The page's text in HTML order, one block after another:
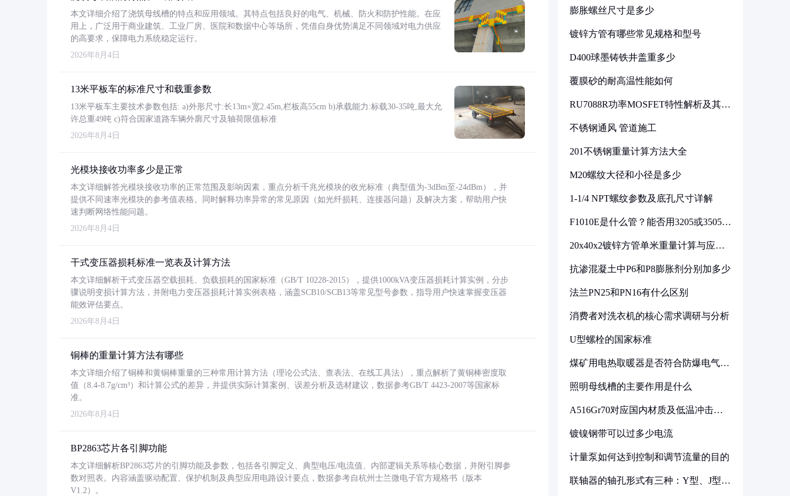
本文详细介绍了浇筑母线槽的特点和应用领域。其特点包括良好的电气、机械、防火和防护性能。在应
用上，广泛用于商业建筑、工业厂房、医院和数据中心等场所，凭借自身优势满足不同领域对电力供应
的高要求，保障电力系统稳定运行。
2026年8月4日
13米平板车的标准尺寸和载重参数
13米平板车主要技术参数包括: a)外形尺寸:长13m×宽2.45m,栏板高55cm b)承载能力:标载30-35吨,最大允
许总重49吨 c)符合国家道路车辆外廓尺寸及轴荷限值标准
2026年8月4日
光模块接收功率多少是正常
本文详细解答光模块接收功率的正常范围及影响因素，重点分析千兆光模块的收光标准（典型值为-3dBm至-24dBm），并
提供不同速率光模块的参考值表格。同时解释功率异常的常见原因（如光纤损耗、连接器问题）及解决方案，帮助用户快
速判断网络性能问题。
2026年8月4日
干式变压器损耗标准一览表及计算方法
本文详细解析干式变压器空载损耗、负载损耗的国家标准（GB/T 10228-2015），提供1000kVA变压器损耗计算实例，分步
骤说明变损计算方法，并附电力变压器损耗计算实例表格，涵盖SCB10/SCB13等常见型号参数，指导用户快速掌握变压器
能效评估要点。
2026年8月4日
铜棒的重量计算方法有哪些
本文详细介绍了铜棒和黄铜棒重量的三种常用计算方法（理论公式法、查表法、在线工具法），重点解析了黄铜棒密度取
值（8.4-8.7g/cm³）和计算公式的差异，并提供实际计算案例、误差分析及选材建议，数据参考GB/T 4423-2007等国家标
准。
2026年8月4日
BP2863芯片各引脚功能
本文详细解析BP2863芯片的引脚功能及参数，包括各引脚定义、典型电压/电流值、内部逻辑关系等核心数据，并附引脚参
数对照表。内容涵盖驱动配置、保护机制及典型应用电路设计要点，数据参考自杭州士兰微电子官方规格书（版本
V1.2）。
膨胀螺丝尺寸是多少
镀锌方管有哪些常见规格和型号
D400球墨铸铁井盖重多少
覆膜砂的耐高温性能如何
RU7088R功率MOSFET特性解析及其在
不锈钢通风 管道施工
201不锈钢重量计算方法大全
M20螺纹大径和小径是多少
1-1/4 NPT螺纹参数及底孔尺寸详解
F1010E是什么管？能否用3205或3505代
20x40x2镀锌方管单米重量计算与应用
抗渗混凝土中P6和P8膨胀剂分别加多少
法兰PN25和PN16有什么区别
消费者对洗衣机的核心需求调研与分析
U型螺栓的国家标准
煤矿用电热取暖器是否符合防爆电气设
照明母线槽的主要作用是什么
A516Gr70对应国内材质及低温冲击要
镀镍钢带可以过多少电流
计量泵如何达到控制和调节流量的目的
联轴器的轴孔形式有三种：Y型、J型、